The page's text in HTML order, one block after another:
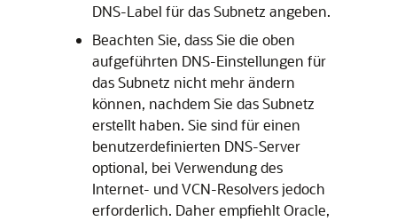
DNS-Label für das Subnetz angeben.
Beachten Sie, dass Sie die oben
aufgeführten DNS-Einstellungen für
das Subnetz nicht mehr ändern
können, nachdem Sie das Subnetz
erstellt haben. Sie sind für einen
benutzerdefinierten DNS-Server
optional, bei Verwendung des
Internet- und VCN-Resolvers jedoch
erforderlich. Daher empfiehlt Oracle,